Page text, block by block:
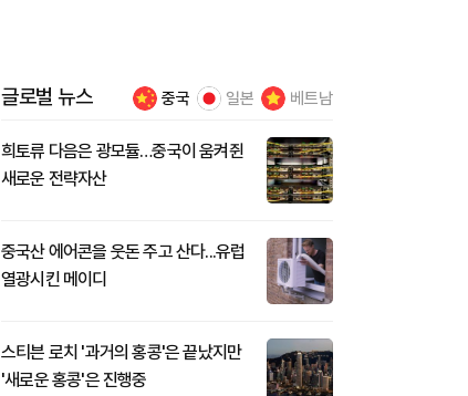
글로벌 뉴스 중국 일본 베트남
희토류 다음은 광모듈…중국이 움켜쥔
새로운 전략자산
중국산 에어콘을 웃돈 주고 산다...유럽
열광시킨 메이디
스티븐 로치 '과거의 홍콩'은 끝났지만
'새로운 홍콩'은 진행중